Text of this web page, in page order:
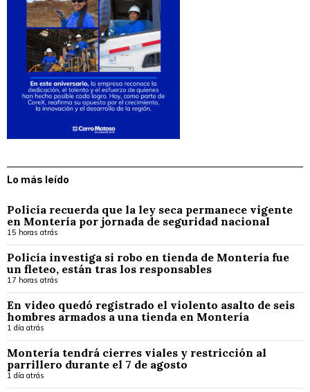
Lo más leído
Policía recuerda que la ley seca permanece vigente
en Montería por jornada de seguridad nacional
15 horas atrás
Policía investiga si robo en tienda de Montería fue
un fleteo, están tras los responsables
17 horas atrás
En video quedó registrado el violento asalto de seis
hombres armados a una tienda en Montería
1 día atrás
Montería tendrá cierres viales y restricción al
parrillero durante el 7 de agosto
1 día atrás